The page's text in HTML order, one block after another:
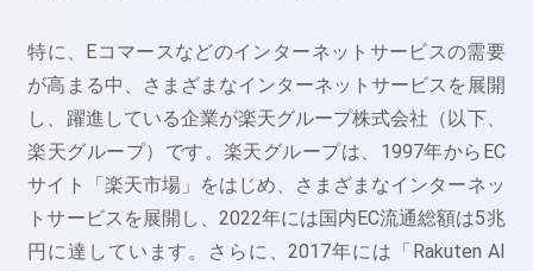
特に、Eコマースなどのインターネットサービスの需要
が高まる中、さまざまなインターネットサービスを展開
し、躍進している企業が楽天グループ株式会社（以下、
楽天グループ）です。楽天グループは、1997年からEC
サイト「楽天市場」をはじめ、さまざまなインターネッ
トサービスを展開し、2022年には国内EC流通総額は5兆
円に達しています。さらに、2017年には「Rakuten AI